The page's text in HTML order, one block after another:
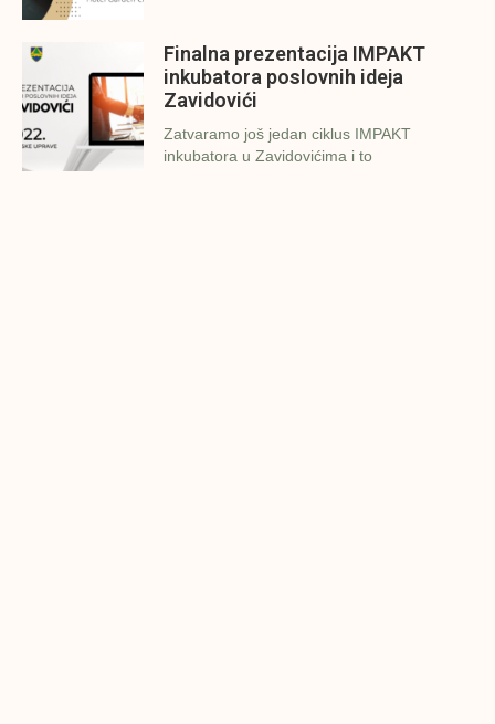
Finalna prezentacija IMPAKT
inkubatora poslovnih ideja
Zavidovići
Zatvaramo još jedan ciklus IMPAKT
inkubatora u Zavidovićima i to